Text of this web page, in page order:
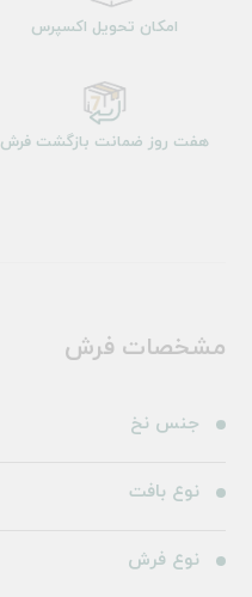
امکان تحویل اکسپرس
هفت روز ضمانت بازگشت فرش
مشخصات فرش
جنس نخ
نوع بافت
نوع فرش